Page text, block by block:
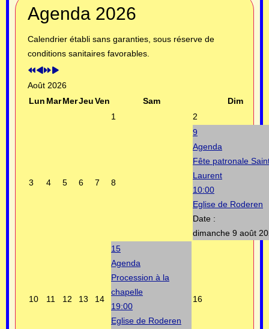
Agenda 2026
Calendrier établi sans garanties, sous réserve de
conditions sanitaires favorables.
Année
précédente
précédent
suivante
suivant
Août 2026
Lun MarMerJeuVen Sam
Dim
1
2
3 4 5 6 7 8
9
Agenda
Fête patronale
Laurent
10:00
Eglise de Roderen
Date :
dimanche 9 août
10 11 12 13 14
15
Agenda
Procession à la
chapelle
19:00
Eglise de Roderen
16